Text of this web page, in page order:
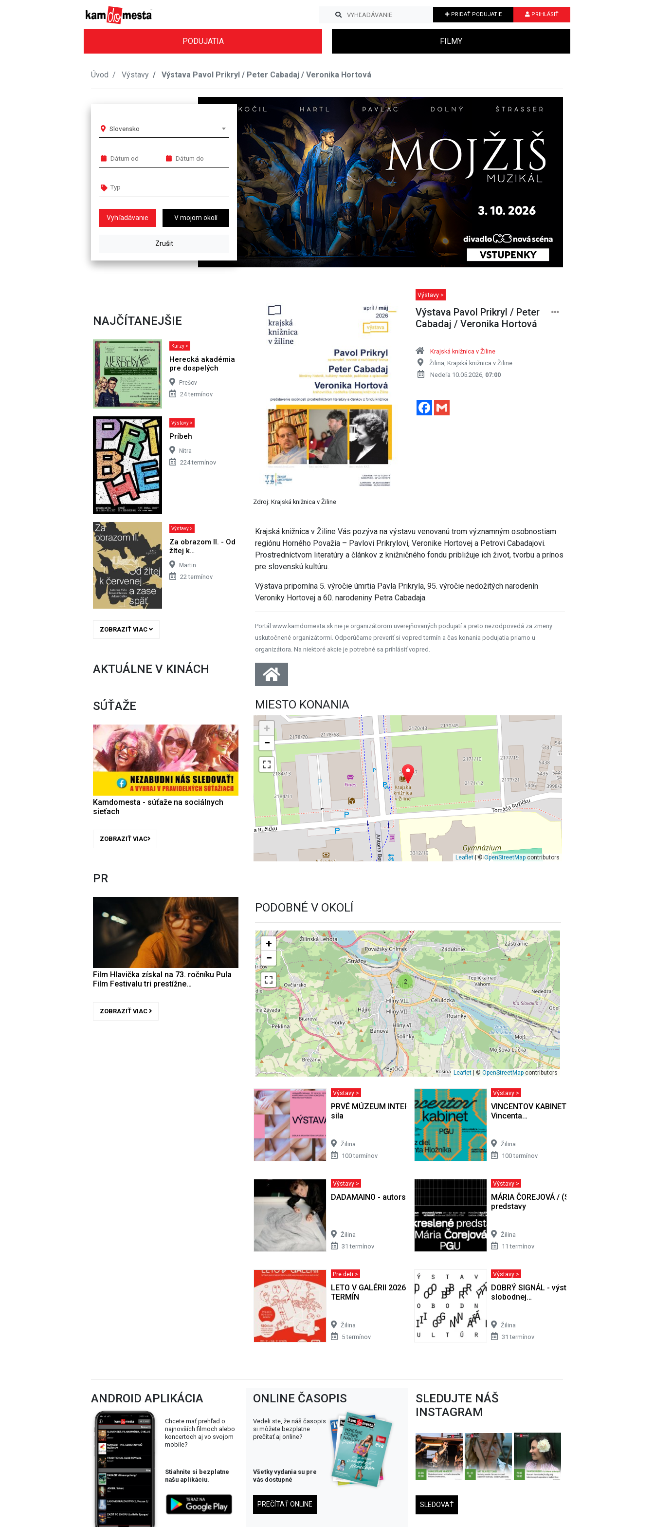
PRIDAŤ PODUJATIE PRIHLÁSIŤ
PODUJATIA FILMY
Úvod Výstavy Výstava Pavol Prikryl / Peter Cabadaj / Veronika Hortová
Slovensko
V mojom okolí
Previous
NAJČÍTANEJŠIE
Kurzy >
Herecká akadémia
pre dospelých
Prešov
24 termínov
Výstavy >
Príbeh
Nitra
224 termínov
Výstavy >
Za obrazom II. - Od
žltej k…
Martin
22 termínov
ZOBRAZIŤ VIAC
AKTUÁLNE V KINÁCH
SÚŤAŽE
Kamdomesta - súťaže na sociálnych
sieťach
ZOBRAZIŤ VIAC
PR
Film Hlavička získal na 73. ročníku Pula
Film Festivalu tri prestížne…
ZOBRAZIŤ VIAC
Zdroj: Krajská knižnica v Žiline
Výstavy >
Výstava Pavol Prikryl / Peter
Cabadaj / Veronika Hortová
Krajská knižnica v Žiline
Žilina, Krajská knižnica v Žiline
Nedeľa 10.05.2026, 07:00
Facebook
Krajská knižnica v Žiline Vás pozýva na výstavu venovanú trom významným osobnostiam
regiónu Horného Považia – Pavlovi Prikrylovi, Veronike Hortovej a Petrovi Cabadajovi.
Prostredníctvom literatúry a článkov z knižničného fondu približuje ich život, tvorbu a prínos
pre slovenskú kultúru.
Výstava pripomína 5. výročie úmrtia Pavla Prikryla, 95. výročie nedožitých narodenín
Veroniky Hortovej a 60. narodeniny Petra Cabadaja.
Portál www.kamdomesta.sk nie je organizátorom uverejňovaných podujatí a preto nezodpovedá za zmeny
uskutočnené organizátormi. Odporúčame preveriť si vopred termín a čas konania podujatia priamo u
organizátora. Na niektoré akcie je potrebné sa prihlásiť vopred.
MIESTO KONANIA
+
−
Leaflet| ©OpenStreetMapcontributors
PODOBNÉ V OKOLÍ
2
+
−
Leaflet | ©OpenStreetMap contributors
Výstavy >
PRVÉ MÚZEUM INTERMÉDIÍ III / Nežná
sila
Žilina
100 termínov
Výstavy >
VINCENTOV KABINET / Výber z diel
Vincenta…
Žilina
100 termínov
Výstavy >
DADAMAINO - autorská výstava
Žilina
31 termínov
Výstavy >
MÁRIA ČOREJOVÁ / (S)kreslené
predstavy
Žilina
11 termínov
Pre deti >
LETO V GALÉRII 2026 | AUGUSTOVÝ
TERMÍN
Žilina
5 termínov
Výstavy >
DOBRÝ SIGNÁL - výstava antén
slobodnej…
Žilina
31 termínov
ANDROID APLIKÁCIA
Chcete mať prehľad o
najnovších filmoch alebo
koncertoch aj vo svojom
mobile?
Stiahnite si bezplatne
našu aplikáciu.
ONLINE ČASOPIS
Vedeli ste, že náš časopis
si môžete bezplatne
prečítať aj online?
Všetky vydania su pre
vás dostupné
PREČÍTAŤ ONLINE
SLEDUJTE NÁŠ
INSTAGRAM
SLEDOVAŤ